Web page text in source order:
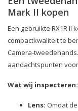
Mark II kopen
Een gebruikte RX1R II
compactkwaliteit te
Camera-
aandachtspunten
Wat wij inspecteren:
Lens: Omdat